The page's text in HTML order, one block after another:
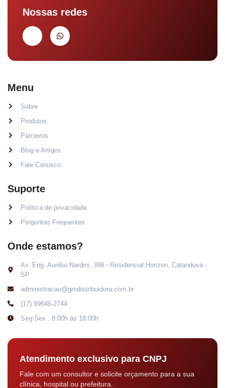
Nossas redes
Menu
Sobre
Produtos
Parceiros
Blog e Artigos
Fale Conosco
Suporte
Política de privacidade
Perguntas Frequentes
Onde estamos?
Av. Eng. Aurélio Nardini, 398 - Residencial Horizon, Catanduva -
SP
administracao@gmdistribuidora.com.br
(17) 99646-2744
Seg-Sex : 8:00h às 18:00h
Atendimento exclusivo para CNPJ
Fale com um consultor e solicite orçamento para a sua
clínica, hospital ou prefeitura.